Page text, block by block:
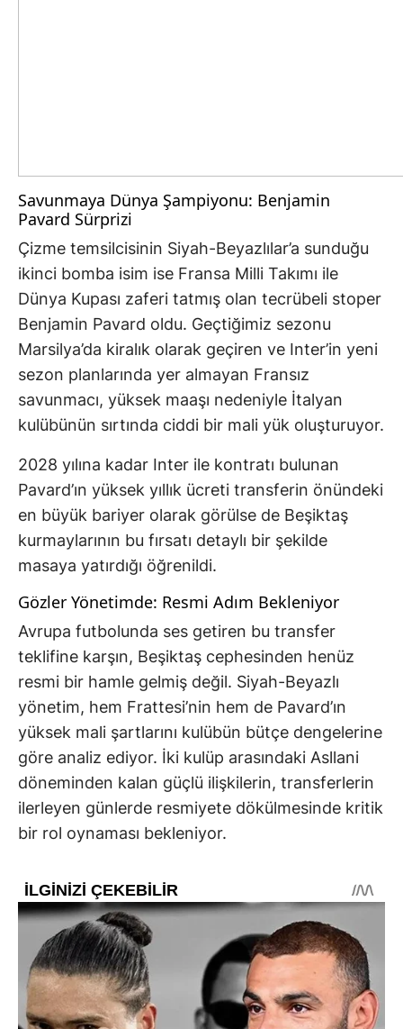
Savunmaya Dünya Şampiyonu: Benjamin
Pavard Sürprizi
Çizme temsilcisinin Siyah-Beyazlılar’a sunduğu
ikinci bomba isim ise Fransa Milli Takımı ile
Dünya Kupası zaferi tatmış olan tecrübeli stoper
Benjamin Pavard oldu. Geçtiğimiz sezonu
Marsilya’da kiralık olarak geçiren ve Inter’in yeni
sezon planlarında yer almayan Fransız
savunmacı, yüksek maaşı nedeniyle İtalyan
kulübünün sırtında ciddi bir mali yük oluşturuyor.
2028 yılına kadar Inter ile kontratı bulunan
Pavard’ın yüksek yıllık ücreti transferin önündeki
en büyük bariyer olarak görülse de Beşiktaş
kurmaylarının bu fırsatı detaylı bir şekilde
masaya yatırdığı öğrenildi.
Gözler Yönetimde: Resmi Adım Bekleniyor
Avrupa futbolunda ses getiren bu transfer
teklifine karşın, Beşiktaş cephesinden henüz
resmi bir hamle gelmiş değil. Siyah-Beyazlı
yönetim, hem Frattesi’nin hem de Pavard’ın
yüksek mali şartlarını kulübün bütçe dengelerine
göre analiz ediyor. İki kulüp arasındaki Asllani
döneminden kalan güçlü ilişkilerin, transferlerin
ilerleyen günlerde resmiyete dökülmesinde kritik
bir rol oynaması bekleniyor.